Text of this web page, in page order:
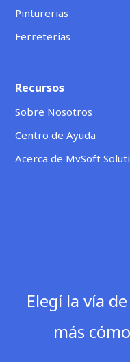
Pinturerias
Ferreterias
Recursos
Sobre Nosotros
Centro de Ayuda
Acerca de MvSoft
Elegí la vía
más